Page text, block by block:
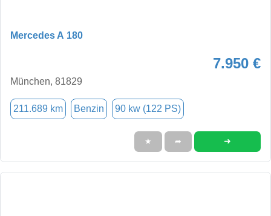
Mercedes A 180
7.950 €
München, 81829
211.689 km Benzin 90 kw (122 PS)
★ ➦ ➜